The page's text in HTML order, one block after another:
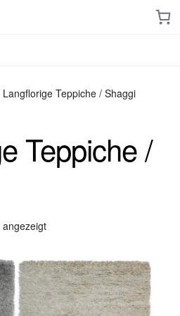
Langflorige Teppiche / Shaggi
Teppiche /
Nach